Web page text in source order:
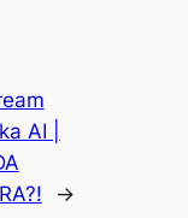
AI |
→